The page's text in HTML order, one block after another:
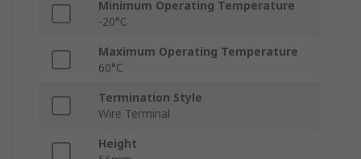
Minimum Operating Temperature
-20°C
Maximum Operating Temperature
60°C
Termination Style
Wire Terminal
Height